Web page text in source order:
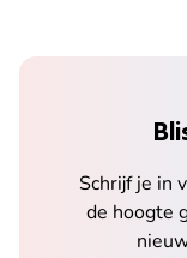
Schrijf je in
de hoogte